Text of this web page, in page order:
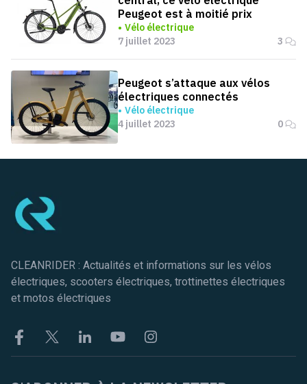
Peugeot est à moitié prix
Vélo électrique
7 juillet 2023
3
Peugeot s’attaque aux vélos
électriques connectés
Vélo électrique
4 juillet 2023
0
CLEANRIDER : Actualités et informations sur les vélos
électriques, scooters électriques, trottinettes électriques
et motos électriques
FacebookTwitter LinkekinYoutubeInstagram